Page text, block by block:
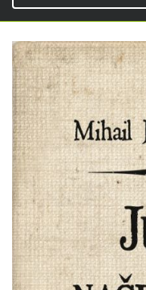
Pretraži
Mihail
Jurjevič
Junak
našeg
doba